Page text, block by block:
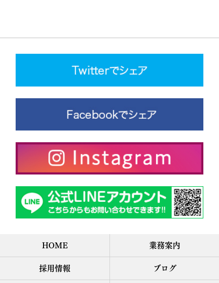
HOME 業務案内
採用情報 ブログ